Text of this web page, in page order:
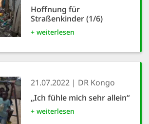
Hoffnung für
Straßenkinder (1/6)
+ weiterlesen
21.07.2022
DR Kongo
„Ich fühle mich sehr allein“
+ weiterlesen